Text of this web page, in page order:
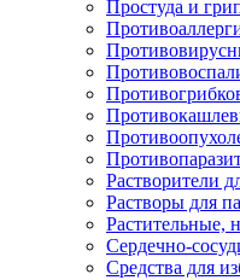
Простуда и
Растворители
Растворы для
Растительные,
Сердечно-
Средства для